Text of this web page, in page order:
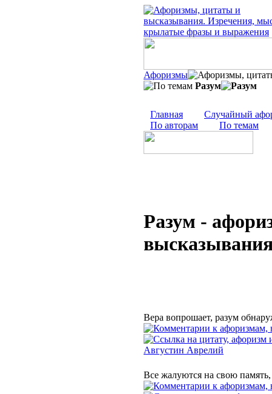
Афоризмы
Разум
Главная Случайный
По авторам
По темам
Разум -
Вера вопрошает, разум
Августин Аврелий
Все жалуются на свою